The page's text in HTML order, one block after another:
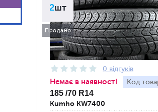
2шт
Продано
0 відгуків
Код
Немає в наявності
185 /70 R14
Kumho KW7400